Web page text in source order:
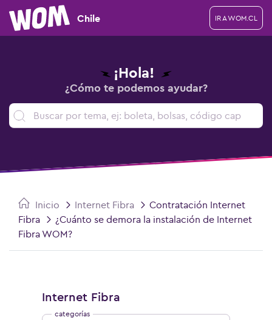
Chile IR A WOM.CL
¡Hola!
¿Cómo te podemos ayudar?
Inicio Internet Fibra
Contratación Internet
Fibra
¿Cuánto se demora la instalación de Internet
Fibra WOM?
Internet Fibra